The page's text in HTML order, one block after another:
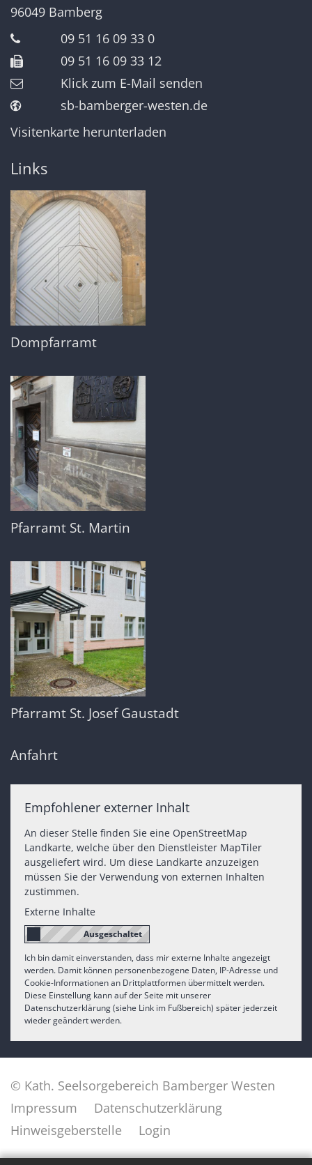
96049 Bamberg
09 51 16 09 33 0
09 51 16 09 33 12
Klick zum E-Mail senden
sb-bamberger-westen.de
Visitenkarte herunterladen
Links
Dompfarramt
Pfarramt St. Martin
Pfarramt St. Josef Gaustadt
Anfahrt
Empfohlener externer Inhalt
An dieser Stelle finden Sie eine OpenStreetMap
Landkarte, welche über den Dienstleister MapTiler
ausgeliefert wird. Um diese Landkarte anzuzeigen
müssen Sie der Verwendung von externen Inhalten
zustimmen.
Externe Inhalte
Ich bin damit einverstanden, dass mir externe Inhalte angezeigt
werden. Damit können personenbezogene Daten, IP-Adresse und
Cookie-Informationen an Drittplattformen übermittelt werden.
Diese Einstellung kann auf der Seite mit unserer
Datenschutzerklärung (siehe Link im Fußbereich) später jederzeit
wieder geändert werden.
© Kath. Seelsorgebereich Bamberger Westen
Impressum
Datenschutzerklärung
Hinweisgeberstelle
Login